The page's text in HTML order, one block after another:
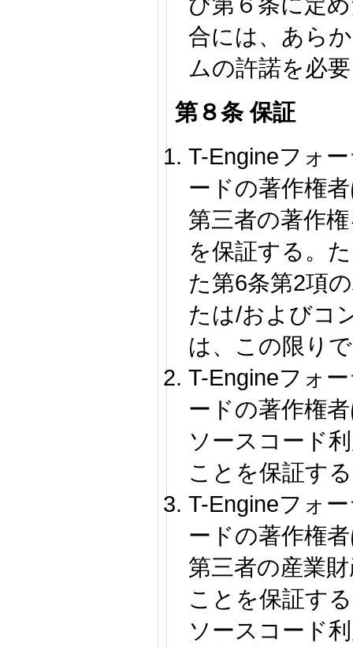
合には、あら
ムの許諾を必
第８条 保証
T-Engineフォ
ードの著作権
第三者の著作
を保証する。
た第6条第2項
たは/およびコ
は、この限り
T-Engineフォ
ードの著作権
ソースコード
ことを保証す
T-Engineフォ
ードの著作権
第三者の産業
ことを保証す
ソースコード